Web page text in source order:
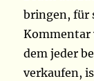
bringen, für
Kommentar
dem jeder
verkaufen,